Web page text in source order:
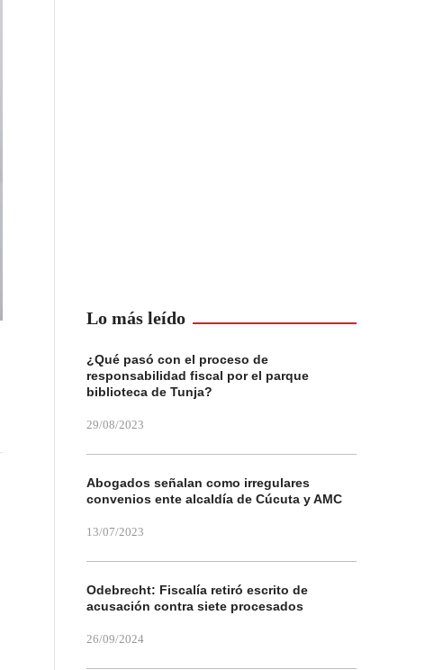
Lo más leído
¿Qué pasó con el proceso de
responsabilidad fiscal por el parque
biblioteca de Tunja?
29/08/2023
Abogados señalan como irregulares
convenios ente alcaldía de Cúcuta y AMC
13/07/2023
Odebrecht: Fiscalía retiró escrito de
acusación contra siete procesados
26/09/2024